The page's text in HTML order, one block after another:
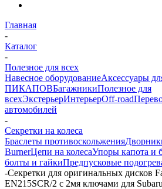
Главная
-
Каталог
-
Полезное для всех
Навесное оборудованиеАксессуары
ПИКАПОВБагажникиПолезное для
всехЭкстерьерИнтерьерOff-road
автомобилей
-
Секретки на колеса
Браслеты противоскольжения
BurnerЦепи на колесаУпоры капота и
болты и гайкиПредпусковые
-Секретки для оригинальных дисков
EN215SCR/2 с 2мя ключами для